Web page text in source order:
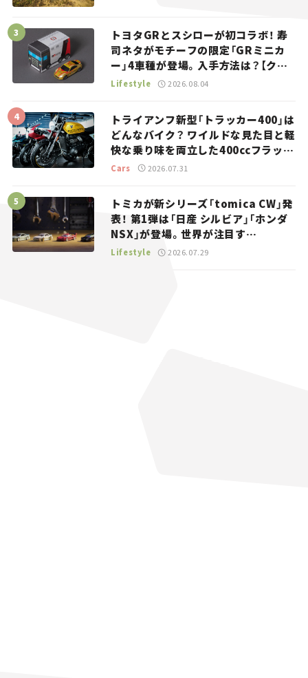
トヨタGRとスシローが初コラボ！ 寿
司ネタがモチーフの限定「GRミニカ
ー」4車種が登場。入手方法は？【クル
マとホビー】
Lifestyle 2026.08.04
トライアンフ新型「トラッカー400」は
どんなバイク？ ワイルドな見た目と軽
快な乗り味を両立した400ccフラット
トラッカー【試乗レビュー】
Cars 2026.07.31
トミカが新シリーズ「tomica CW」発
表！ 第1弾は「日産 シルビア」「ホンダ
NSX」が登場。世界が注目す
る“JDM”に焦点【クルマとホビー】
Lifestyle 2026.07.29